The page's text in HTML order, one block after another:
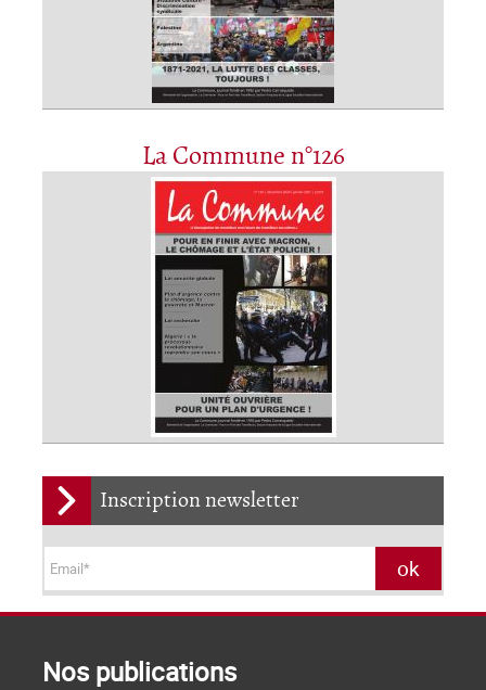
La Commune n°126
Inscription newsletter
Nos publications